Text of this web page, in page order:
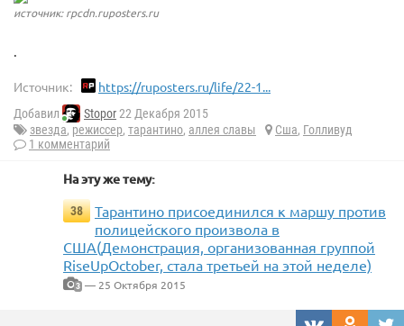
источник: rpcdn.ruposters.ru
.
Источник: https://ruposters.ru/life/22-1...
Добавил Stopor22 Декабря 2015
звезда, режиссер, тарантино, аллея славы Сша, Голливуд
1 комментарий
На эту же тему:
38
Тарантино присоединился к маршу против
полицейского произвола в
США(Демонстрация, организованная группой
RiseUpOctober, стала третьей на этой неделе)
3 — 25 Октября 2015